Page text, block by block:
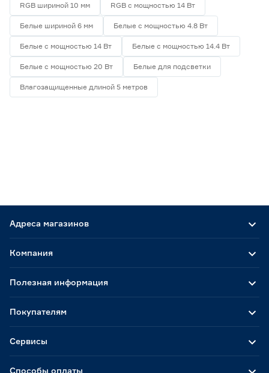
RGB шириной 10 мм RGB с мощностью 14 Вт
Белые шириной 6 мм Белые с мощностью 4.8 Вт
Белые с мощностью 14 Вт Белые с мощностью 14.4 Вт
Белые с мощностью 20 Вт Белые для подсветки
Влагозащищенные длиной 5 метров
Адреса магазинов
Способы оплаты
Компания
Полезная информация
Покупателям
Сервисы